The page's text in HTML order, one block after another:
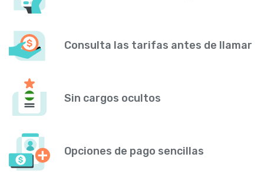
Consulta las tarifas antes de llamar
Sin cargos ocultos
Opciones de pago sencillas